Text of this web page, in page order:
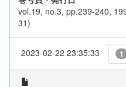
vol.19, no.3, pp.239-240,
31)
2023-02-22 23:35:33 1